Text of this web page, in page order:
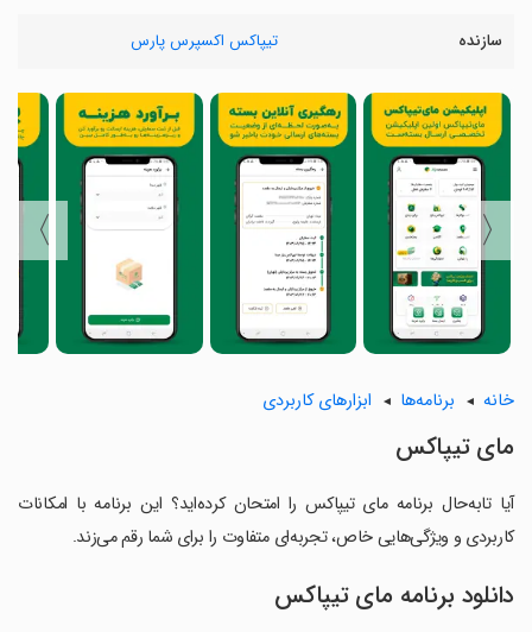
سازنده تیپاکس اکسپرس پارس
〈
〉
خانه برنامه‌ها ابزارهای کاربردی
‏‏‏مای تیپاکس
آیا تابه‌حال برنامه ‏‏‏مای تیپاکس را امتحان کرده‌اید؟ این برنامه با امکانات
کاربردی و ویژگی‌هایی خاص، تجربه‌ای متفاوت را برای شما رقم می‌زند.
دانلود برنامه ‏‏‏مای تیپاکس